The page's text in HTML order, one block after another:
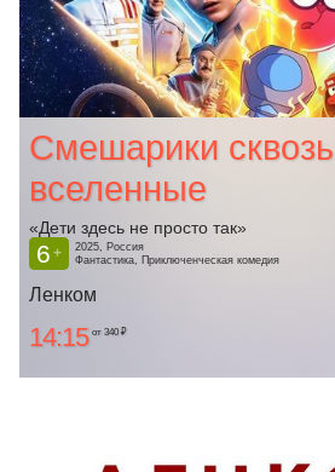
Смешарики сквозь
вселенные
«Дети здесь не просто так»
6 +
2025, Россия
Фантастика, Приключенческая комедия
Ленком
14:15 от 340 ₽